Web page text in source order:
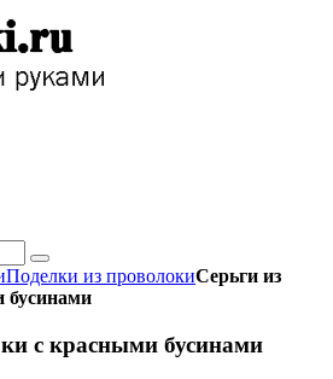
Поделки из проволокиСерьги из
бусинами
с красными бусинами